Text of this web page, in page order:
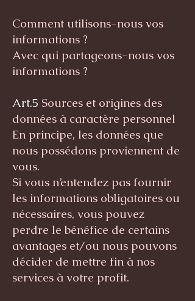
Comment utilisons-nous vos
informations ?
Avec qui partageons-nous vos
informations ?
Art.5 Sources et origines des
données à caractère personnel
En principe, les données que
nous possédons proviennent de
vous.
Si vous n’entendez pas fournir
les informations obligatoires ou
nécessaires, vous pouvez
perdre le bénéfice de certains
avantages et/ou nous pouvons
décider de mettre fin à nos
services à votre profit.